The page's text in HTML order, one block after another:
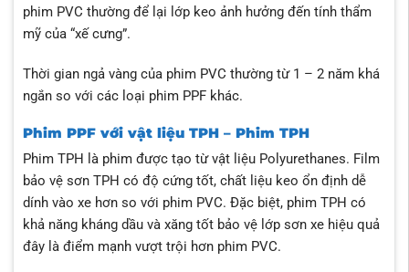
phim PVC thường để lại lớp keo ảnh hưởng đến tính thẩm
mỹ của “xế cưng”.
Thời gian ngả vàng của phim PVC thường từ 1 – 2 năm khá
ngắn so với các loại phim PPF khác.
Phim PPF với vật liệu TPH – Phim TPH
Phim TPH là phim được tạo từ vật liệu Polyurethanes. Film
bảo vệ sơn TPH có độ cứng tốt, chất liệu keo ổn định dễ
dính vào xe hơn so với phim PVC. Đặc biệt, phim TPH có
khả năng kháng dầu và xăng tốt bảo vệ lớp sơn xe hiệu quả
đây là điểm mạnh vượt trội hơn phim PVC.